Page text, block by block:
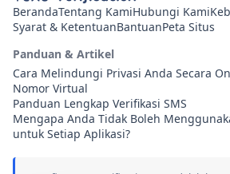
BerandaTentang KamiHubungi Kami
Syarat & KetentuanBantuanPeta Situs
Panduan & Artikel
Cara Melindungi Privasi Anda Secara
Nomor Virtual
Panduan Lengkap Verifikasi SMS
Mengapa Anda Tidak Boleh
untuk Setiap Aplikasi?